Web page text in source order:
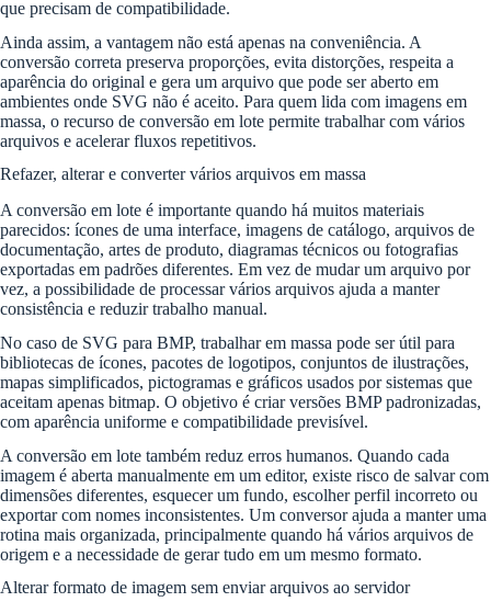
que precisam de compatibilidade.
Ainda assim, a vantagem não está apenas na conveniência. A
conversão correta preserva proporções, evita distorções, respeita a
aparência do original e gera um arquivo que pode ser aberto em
ambientes onde SVG não é aceito. Para quem lida com imagens em
massa, o recurso de conversão em lote permite trabalhar com vários
arquivos e acelerar fluxos repetitivos.
Refazer, alterar e converter vários arquivos em massa
A conversão em lote é importante quando há muitos materiais
parecidos: ícones de uma interface, imagens de catálogo, arquivos de
documentação, artes de produto, diagramas técnicos ou fotografias
exportadas em padrões diferentes. Em vez de mudar um arquivo por
vez, a possibilidade de processar vários arquivos ajuda a manter
consistência e reduzir trabalho manual.
No caso de SVG para BMP, trabalhar em massa pode ser útil para
bibliotecas de ícones, pacotes de logotipos, conjuntos de ilustrações,
mapas simplificados, pictogramas e gráficos usados por sistemas que
aceitam apenas bitmap. O objetivo é criar versões BMP padronizadas,
com aparência uniforme e compatibilidade previsível.
A conversão em lote também reduz erros humanos. Quando cada
imagem é aberta manualmente em um editor, existe risco de salvar com
dimensões diferentes, esquecer um fundo, escolher perfil incorreto ou
exportar com nomes inconsistentes. Um conversor ajuda a manter uma
rotina mais organizada, principalmente quando há vários arquivos de
origem e a necessidade de gerar tudo em um mesmo formato.
Alterar formato de imagem sem enviar arquivos ao servidor